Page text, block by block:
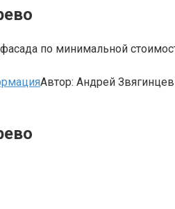
по минимальной
Автор: Андрей Звягинцев